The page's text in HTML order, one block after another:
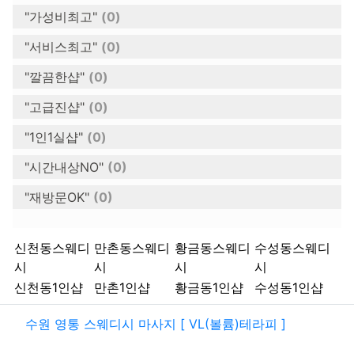
"가성비최고" (0)
"서비스최고" (0)
"깔끔한샵" (0)
"고급진샵" (0)
"1인1실샵" (0)
"시간내상NO" (0)
"재방문OK" (0)
신천동스웨디
시
만촌동스웨디
시
황금동스웨디
시
수성동스웨디
시
신천동1인샵
만촌1인샵 황금동1인샵 수성동1인샵
키워드
관련자료
수원 영통 스웨디시 마사지 [ VL(볼륨)테라피 ]